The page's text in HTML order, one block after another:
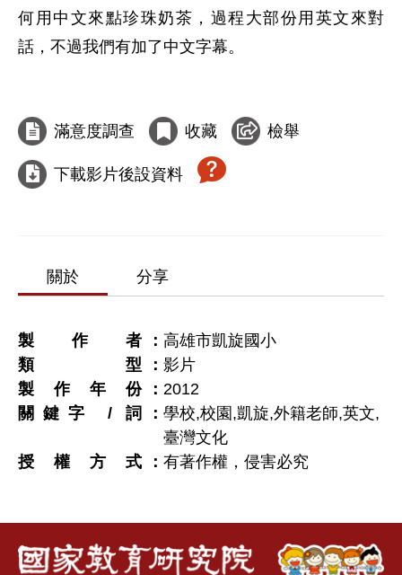
何用中文來點珍珠奶茶，過程大部份用英文來對
話，不過我們有加了中文字幕。
滿意度調查 收藏 檢舉
下載影片後設資料
關於 分享
製作者
高雄市凱旋國小
類型
影片
製作年份
2012
關鍵字 / 詞
學校,校園,凱旋,外籍老師,英文,
臺灣文化
授權方式
有著作權，侵害必究